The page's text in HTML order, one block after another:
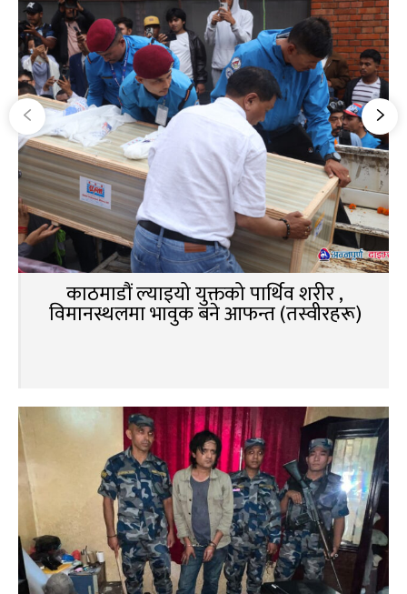
काठमाडौं ल्याइयो युक्तको पार्थिव शरीर ,
विमानस्थलमा भावुक बने आफन्त (तस्वीरहरू)